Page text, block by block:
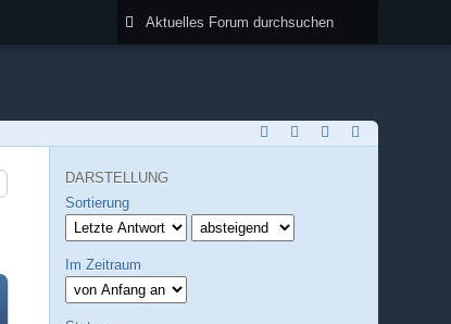
DARSTELLUNG
Sortierung
Im Zeitraum